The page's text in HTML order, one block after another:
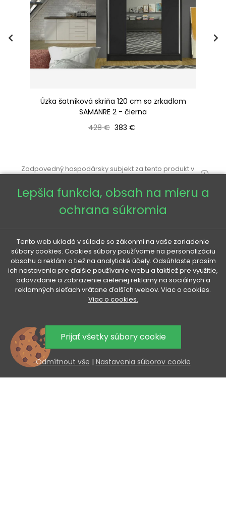
Úzka šatníková skriňa 120 cm so zrkadlom
SAMANRE 2 - čierna
Bežná cena
428 € Cena
383 €
Zodpovedný hospodársky subjekt za tento produkt v
VENETI 
VÁŠ ÚČET 
UŽITOČNÉ INFORMÁCIE
Lepšia funkcia, obsah na mieru a
ochrana súkromia
Tento web ukladá v súlade so zákonmi na vaše zariadenie
súbory cookies. Cookies súbory používame na personalizáciu
obsahu a reklám a tiež na analytické účely. Odsúhlaste prosím
ich nastavenia pre ďalšie používanie webu a taktiež pre využitie,
odovzdanie a zobrazenie cielenej reklamy na sociálnych a
reklamných sieťach vrátane ďalších webov. Viac o cookies.
Viac o cookies.
Prijať všetky súbory cookie
Odmítnout vše | Nastavenia súborov cookie